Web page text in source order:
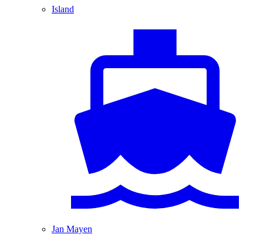
Island
Jan Mayen